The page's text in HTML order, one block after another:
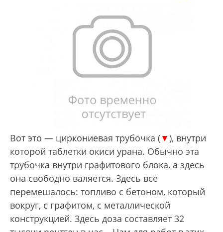
Вот это — циркониевая трубочка (▼), внутри
которой таблетки окиси урана. Обычно эта
трубочка внутри графитового блока, а здесь
она свободно валяется. Здесь все
перемешалось: топливо с бетоном, который
вокруг, с графитом, с металлической
конструкцией. Здесь доза составляет 32